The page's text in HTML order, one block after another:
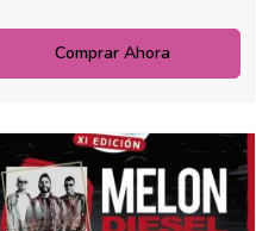
Comprar Ahora